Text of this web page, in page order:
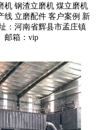
机 钢渣立磨机 煤立磨机
线 立磨配件 客户案例 新
：河南省辉县市孟庄镇
邮箱：vip